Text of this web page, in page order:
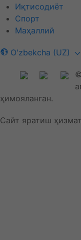
Иқтисодиёт
Спорт
Маҳаллий
O'zbekcha (UZ)
ҳимояланган.
Сайт яратиш